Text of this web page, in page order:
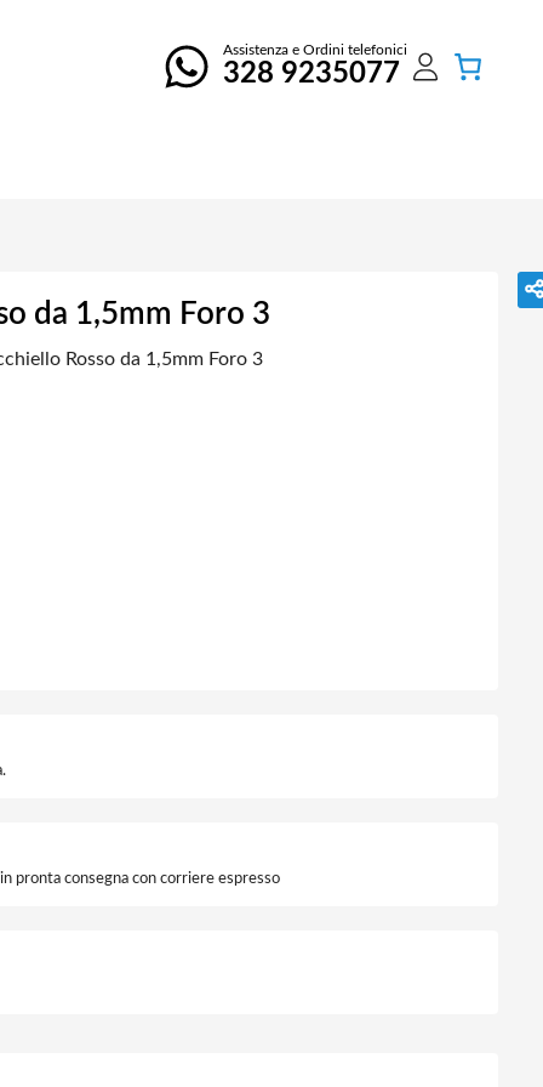
Assistenza e Ordini telefonici
328 9235077
da 1,5mm Foro 3
Rosso da 1,5mm Foro 3
pronta consegna con corriere espresso